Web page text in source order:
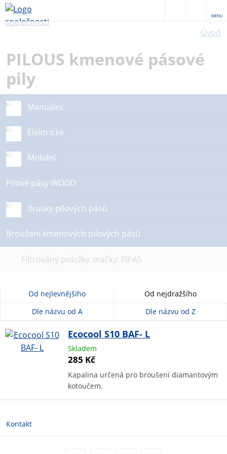
MENU
Úvod
PILOUS kmenové pásové
pily
Manuální
Elektrické
Mobilní
Pilové pásy WOOD
Brusky pilových pásů
Broušení kmenových pilových pásů
Filtrovány položky značky: FIPAS
Od nejlevnějšího
Od nejdražšího
Dle názvu od A
Dle názvu od Z
Ecocool S10 BAF- L
Skladem
285 Kč
Kapalina určená pro broušení diamantovým
kotoučem.
Kontakt